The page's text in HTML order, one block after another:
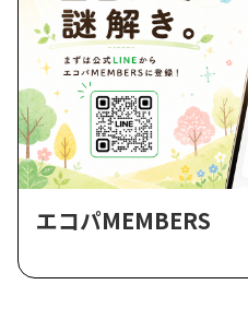
エコパMEMBERS